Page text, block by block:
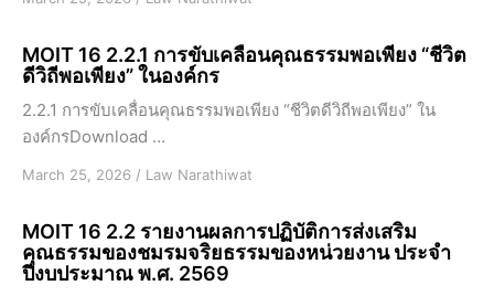
MOIT 16 2.2.1 การขับเคลื่อนคุณธรรมพอเพียง “ชีวิต
ดีวิถีพอเพียง” ในองค์กร
2.2.1 การขับเคลื่อนคุณธรรมพอเพียง “ชีวิตดีวิถีพอเพียง” ใน
องค์กรDownload …
March 25, 2026 / Law Narathiwat
MOIT 16 2.2 รายงานผลการปฏิบัติการส่งเสริม
คุณธรรมของชมรมจริยธรรมของหน่วยงาน ประจำ
ปีงบประมาณ พ.ศ. 2569